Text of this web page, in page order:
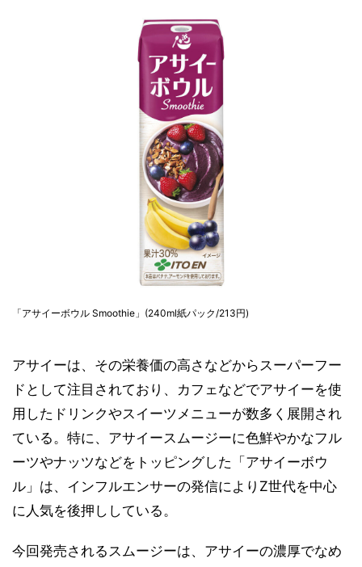
「アサイーボウル Smoothie」(240ml紙パック/213円)
アサイーは、その栄養価の高さなどからスーパーフー
ドとして注目されており、カフェなどでアサイーを使
用したドリンクやスイーツメニューが数多く展開され
ている。特に、アサイースムージーに色鮮やかなフル
ーツやナッツなどをトッピングした「アサイーボウ
ル」は、インフルエンサーの発信によりZ世代を中心
に人気を後押ししている。
今回発売されるスムージーは、アサイーの濃厚でなめ